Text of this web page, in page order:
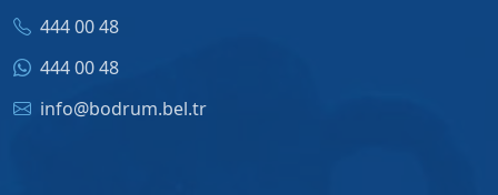
444 00 48
444 00 48
info@bodrum.bel.tr